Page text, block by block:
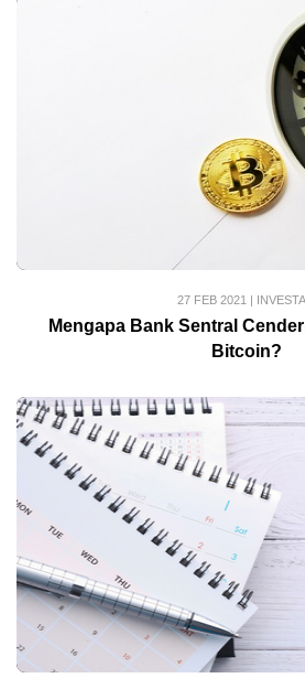
27 FEB 2021 |
Mengapa Bank Sentral
Bitcoin?